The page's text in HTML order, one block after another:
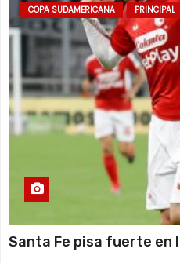
COPA SUDAMERICANA PRINCIPAL
Santa Fe pisa fuerte en